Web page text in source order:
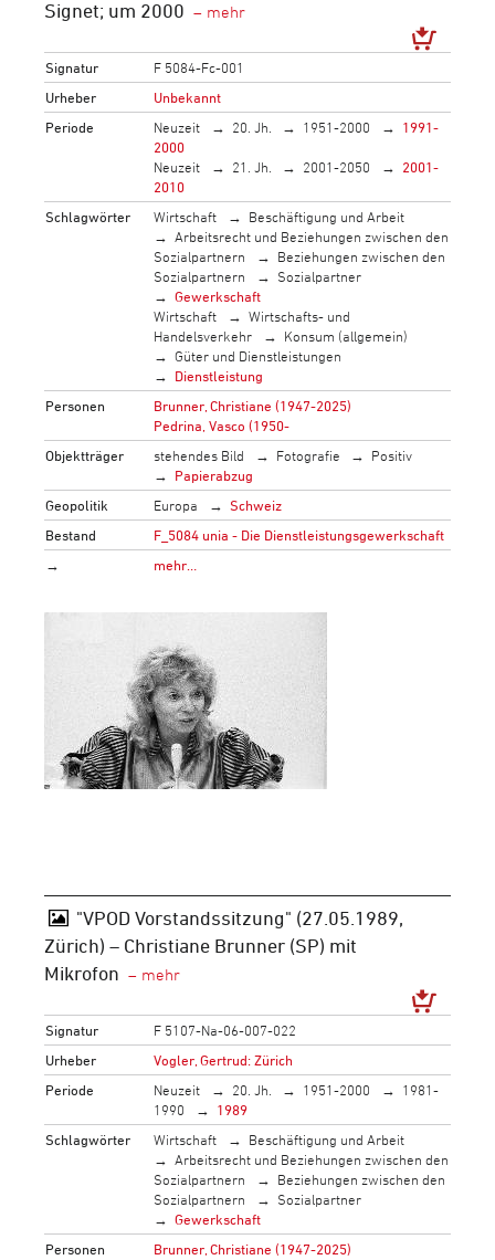
Signet; um 2000
Signatur
F 5084-Fc-001
Urheber
Unbekannt
Periode
Neuzeit 20. Jh. 1951-2000
1991-
2000
Neuzeit
21. Jh. 2001-2050
2001-
2010
Schlagwörter
Wirtschaft
Beschäftigung und Arbeit
Arbeitsrecht und Beziehungen zwischen den
Sozialpartnern
Beziehungen zwischen den
Sozialpartnern
Sozialpartner
Gewerkschaft
Wirtschaft
Wirtschafts- und
Handelsverkehr
Konsum (allgemein)
Güter und Dienstleistungen
Dienstleistung
Personen
Brunner, Christiane (1947-2025)
Pedrina, Vasco (1950-
Objektträger
stehendes Bild Fotografie
Positiv
Papierabzug
Geopolitik
Europa
Schweiz
Bestand
F_5084 unia - Die Dienstleistungsgewerkschaft
→
mehr…
"VPOD Vorstandssitzung" (27.05.1989,
Zürich) – Christiane Brunner (SP) mit
Mikrofon
Signatur
F 5107-Na-06-007-022
Urheber
Vogler, Gertrud: Zürich
Periode
Neuzeit 20. Jh. 1951-2000
1981-
1990
1989
Schlagwörter
Wirtschaft
Beschäftigung und Arbeit
Arbeitsrecht und Beziehungen zwischen den
Sozialpartnern
Beziehungen zwischen den
Sozialpartnern
Sozialpartner
Gewerkschaft
Personen
Brunner, Christiane (1947-2025)